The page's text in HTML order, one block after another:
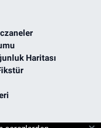
Haritası